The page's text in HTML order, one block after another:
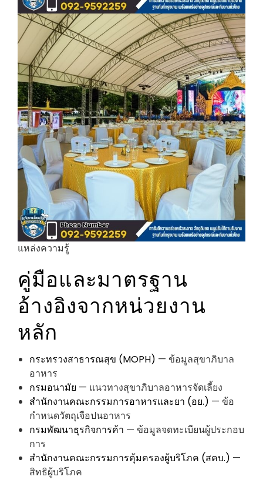
แหล่งความรู้
คู่มือและมาตรฐาน
อ้างอิงจากหน่วยงาน
หลัก
กระทรวงสาธารณสุข (MOPH) — ข้อมูลสุขาภิบาล
อาหาร
กรมอนามัย — แนวทางสุขาภิบาลอาหารจัดเลี้ยง
สำนักงานคณะกรรมการอาหารและยา (อย.) — ข้อ
กำหนดวัตถุเจือปนอาหาร
กรมพัฒนาธุรกิจการค้า — ข้อมูลจดทะเบียนผู้ประกอบ
การ
สำนักงานคณะกรรมการคุ้มครองผู้บริโภค (สคบ.) —
สิทธิผู้บริโภค